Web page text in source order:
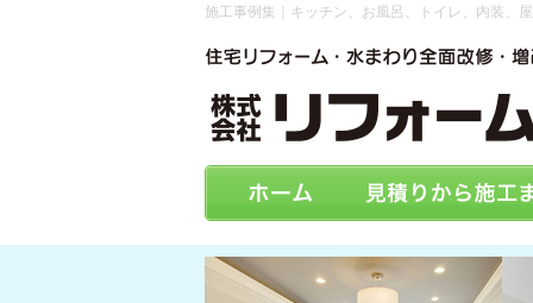
施工事例集｜キッチン、お風呂、トイレ、内装、